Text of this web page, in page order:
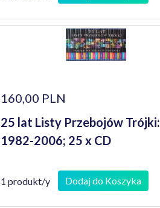
160,00 PLN
25 lat Listy Przebojów Trójki:
1982-2006; 25 x CD
1 produkt/y Dodaj do Koszyka